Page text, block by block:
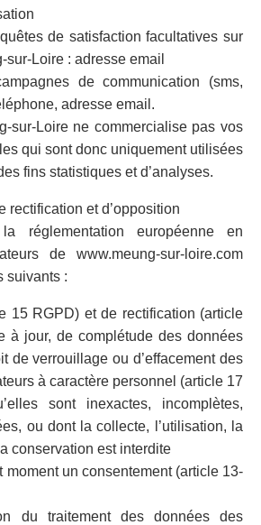
de satisfaction facultatives sur
sur-Loire : adresse email
de communication (sms,
adresse email.
sur-Loire ne commercialise pas vos
qui sont donc uniquement utilisées
fins statistiques et d’analyses.
rectification et d’opposition
réglementation européenne en
de www.meung-sur-loire.com
suivants :
15 RGPD) et de rectification (article
à jour, de complétude des données
de verrouillage ou d’effacement des
à caractère personnel (article 17
sont inexactes, incomplètes,
ou dont la collecte, l’utilisation, la
conservation est interdite
moment un consentement (article 13-
du traitement des données des